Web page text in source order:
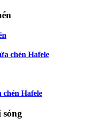
chén Hafele
Hafele